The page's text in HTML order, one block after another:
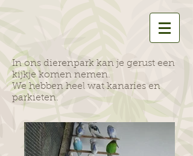
In ons dierenpark kan je gerust een
kijkje komen nemen.
We hebben heel wat kanaries en
parkieten.